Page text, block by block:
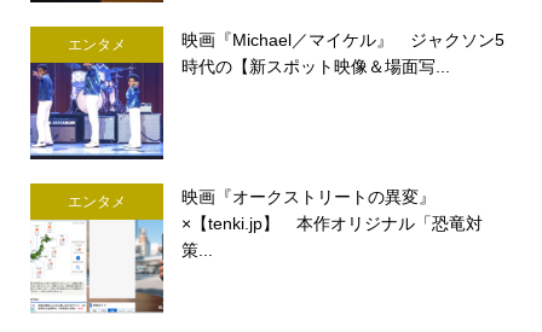
エンタメ
映画『Michael／マイケル』 ジャクソン5
時代の【新スポット映像＆場面写...
エンタメ
映画『オークストリートの異変』
×【tenki.jp】 本作オリジナル「恐竜対
策...